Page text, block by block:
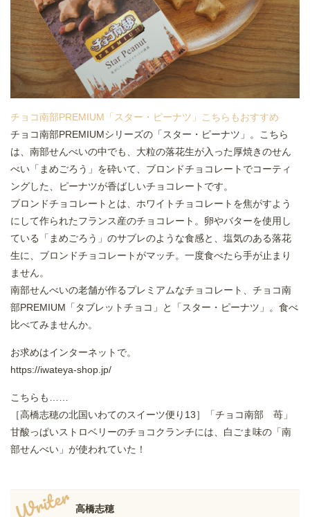
チョコ南部PREMIUM「スター・ピーナツ」こちらもおすすめ
チョコ南部PREMIUMシリーズの「スター・ピーナツ」。こちら
は、南部せんべいの中でも、大粒の落花生が入った厚焼きのせん
べい「まめごろう」を砕いて、ブロンドチョコレートでコーティ
ングした、ピーナツが香ばしいチョコレートです。
ブロンドチョコレートとは、ホワイトチョコレートを焦がすよう
にして作られたフランス産のチョコレート。卵やバターを使用し
ている「まめごろう」のサブレのような食感と、塩気のある落花
生に、ブロンドチョコレートがマッチ。一度食べたら手が止まり
ません。
南部せんべいの老舗が作るプレミアムなチョコレート、チョコ南
部PREMIUM「タブレットチョコ」と「スター・ピーナツ」。食べ
比べてみませんか。
お求めはインターネットで。
https://iwateya-shop.jp/
こちらも……
［高橋志穂の北国いわてのスイーツ便り13］「チョコ南部 苺」
甘酸っぱいストロベリーのチョコクランチには、白ごま味の「南
部せんべい」が使われていた！
Writer 高橋志穂